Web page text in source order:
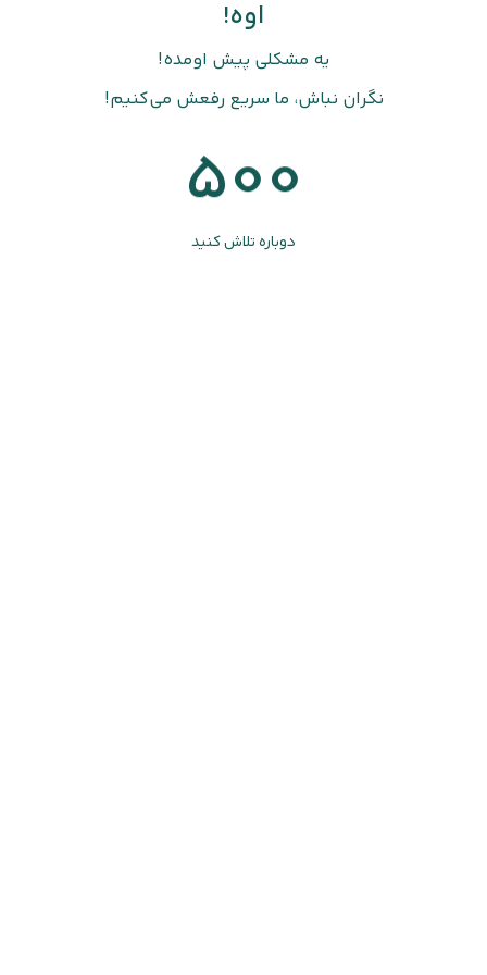
اوه!
یه مشکلی پیش اومده!
نگران نباش، ما سریع رفعش می‌کنیم!
500
دوباره تلاش کنید